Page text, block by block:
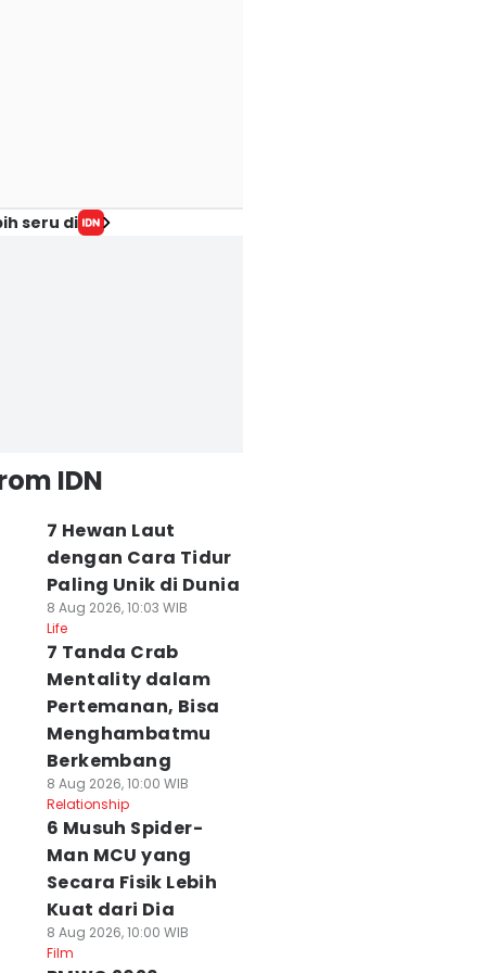
seru di
IDN
7 Hewan Laut
dengan Cara Tidur
Paling Unik di Dunia
8 Aug 2026, 10:03 WIB
Life
7 Tanda Crab
Mentality dalam
Pertemanan, Bisa
Menghambatmu
Berkembang
8 Aug 2026, 10:00 WIB
Relationship
6 Musuh Spider-
Man MCU yang
Secara Fisik Lebih
Kuat dari Dia
8 Aug 2026, 10:00 WIB
Film